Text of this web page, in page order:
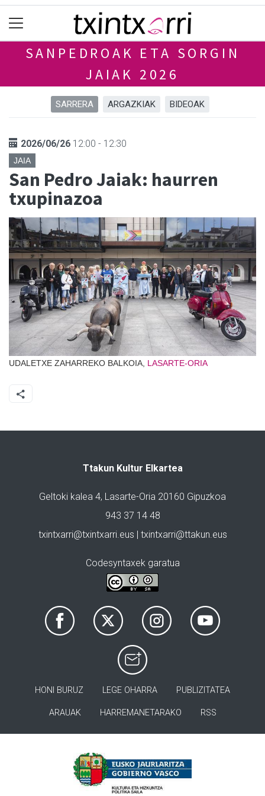
SANPEDROAK ETA SORGIN
JAIAK 2026
SARRERA ARGAZKIAK BIDEOAK
2026/06/26 12:00 - 12:30
JAIA
San Pedro Jaiak: haurren
txupinazoa
UDALETXE ZAHARREKO BALKOIA, LASARTE-ORIA
Ttakun Kultur Elkartea
Geltoki kalea 4, Lasarte-Oria 20160 Gipuzkoa
943 37 14 48
txintxarri@txintxarri.eus | txintxarri@ttakun.eus
Codesyntaxek garatua
HONI BURUZ LEGE OHARRA PUBLIZITATEA
ARAUAK HARREMANETARAKO RSS